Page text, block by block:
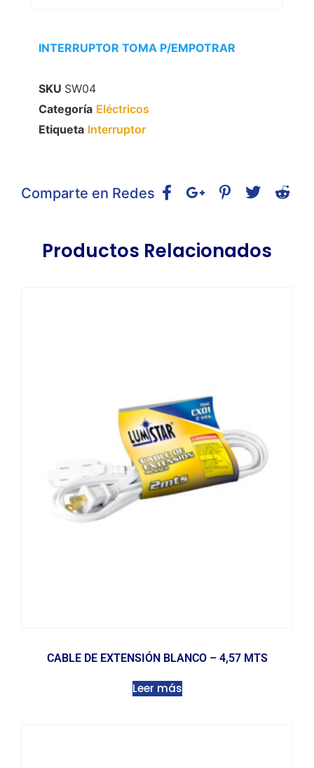
INTERRUPTOR TOMA P/EMPOTRAR
SKU SW04
Categoría Eléctricos
Etiqueta Interruptor
Comparte en Redes
Productos Relacionados
CABLE DE EXTENSIÓN BLANCO – 4,57 MTS
Leer más